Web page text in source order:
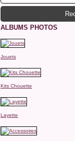
ALBUMS PHOTOS
Jouets
Kits Chouette
Layette